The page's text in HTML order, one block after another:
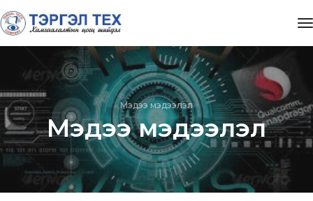
Мэдээ мэдээлэл
Мэдээ мэдээлэл